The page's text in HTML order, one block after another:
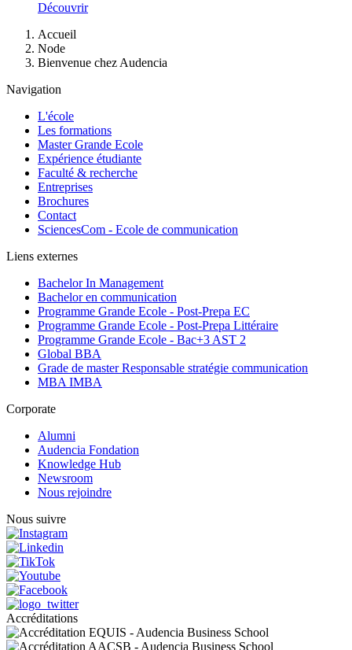
Découvrir
d'Ariane
Accueil
Node
Bienvenue chez Audencia
Navigation
L'école
Les formations
Master Grande Ecole
Expérience étudiante
Faculté & recherche
Entreprises
Brochures
Contact
SciencesCom - Ecole de communication
Liens externes
Bachelor In Management
Bachelor en communication
Programme Grande Ecole - Post-Prepa EC
Programme Grande Ecole - Post-Prepa Littéraire
Programme Grande Ecole - Bac+3 AST 2
Global BBA
Grade de master Responsable stratégie communication
MBA IMBA
Corporate
Alumni
Audencia Fondation
Knowledge Hub
Newsroom
Nous rejoindre
Nous suivre
Accréditations